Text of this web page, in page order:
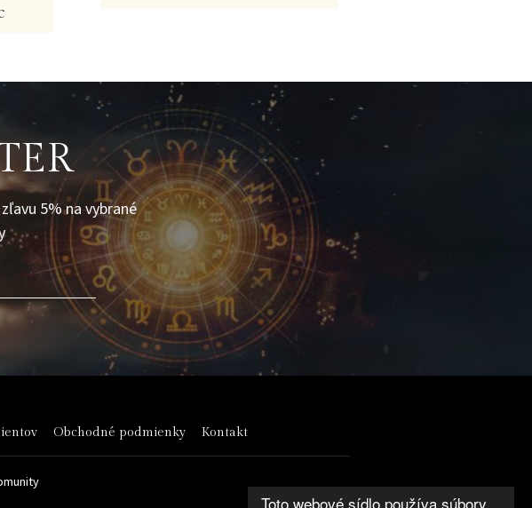
Toto webové sídlo používa súbory
5% na vybrané
Obchodné podmienky Kontakt